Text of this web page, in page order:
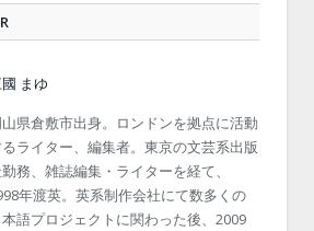
まゆ
県倉敷市出身。ロンドンを拠点に活動
ライター、編集者。東京の文芸系出版
務、雑誌編集・ライターを経て、
年渡英。英系制作会社にて数多くの
本語プロジェクトに関わった後、2009